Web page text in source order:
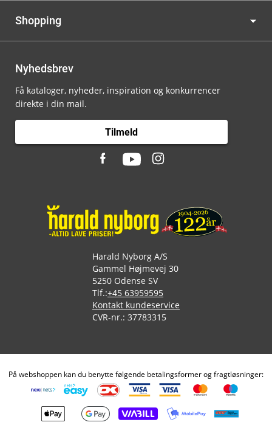
Shopping
Nyhedsbrev
Få kataloger, nyheder, inspiration og konkurrencer
direkte i din mail.
Tilmeld
Harald Nyborg A/S
Gammel Højmevej 30
5250 Odense SV
Tlf.:+45 63959595
Kontakt kundeservice
CVR-nr.: 37783315
På webshoppen kan du benytte følgende betalingsformer og fragtløsninger: